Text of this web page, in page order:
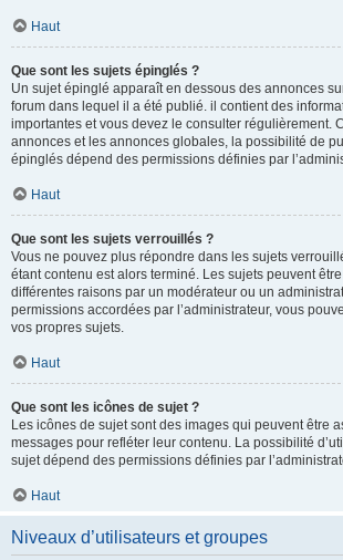
Haut
Que sont les sujets épinglés ?
Un sujet épinglé apparaît en dessous des annonces
forum dans lequel il a été publié. il contient des
importantes et vous devez le consulter régulièrement.
annonces et les annonces globales, la possibilité de
épinglés dépend des permissions définies par
Haut
Que sont les sujets verrouillés ?
Vous ne pouvez plus répondre dans les sujets
étant contenu est alors terminé. Les sujets peuvent
différentes raisons par un modérateur ou un
permissions accordées par l’administrateur, vous
vos propres sujets.
Haut
Que sont les icônes de sujet ?
Les icônes de sujet sont des images qui peuvent être
messages pour refléter leur contenu. La possibilité
sujet dépend des permissions définies par
Haut
Niveaux d’utilisateurs et groupes